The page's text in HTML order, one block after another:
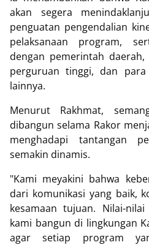
akan segera
penguatan pengendalian
pelaksanaan program,
dengan pemerintah
perguruan tinggi, dan para
lainnya.
Menurut Rakhmat,
dibangun selama Rakor
menghadapi tantangan
semakin dinamis.
"Kami meyakini bahwa
dari komunikasi yang baik,
kesamaan tujuan. Nilai-
kami bangun di lingkungan
agar setiap program